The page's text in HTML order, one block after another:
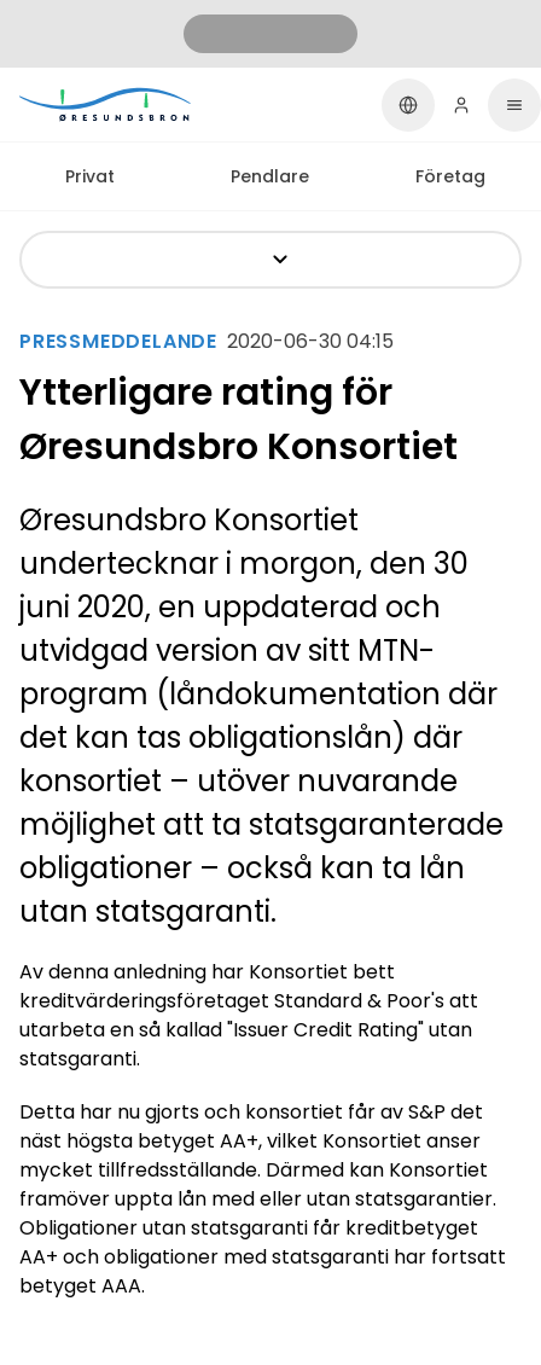
Privat Pendlare Företag
PRESSMEDDELANDE 2020-06-30 04:15
Ytterligare rating för
Øresundsbro Konsortiet
Øresundsbro Konsortiet
undertecknar i morgon, den 30
juni 2020, en uppdaterad och
utvidgad version av sitt MTN-
program (låndokumentation där
det kan tas obligationslån) där
konsortiet – utöver nuvarande
möjlighet att ta statsgaranterade
obligationer – också kan ta lån
utan statsgaranti.
Av denna anledning har Konsortiet bett
kreditvärderingsföretaget Standard & Poor's att
utarbeta en så kallad "Issuer Credit Rating" utan
statsgaranti.
Detta har nu gjorts och konsortiet får av S&P det
näst högsta betyget AA+, vilket Konsortiet anser
mycket tillfredsställande. Därmed kan Konsortiet
framöver uppta lån med eller utan statsgarantier.
Obligationer utan statsgaranti får kreditbetyget
AA+ och obligationer med statsgaranti har fortsatt
betyget AAA.